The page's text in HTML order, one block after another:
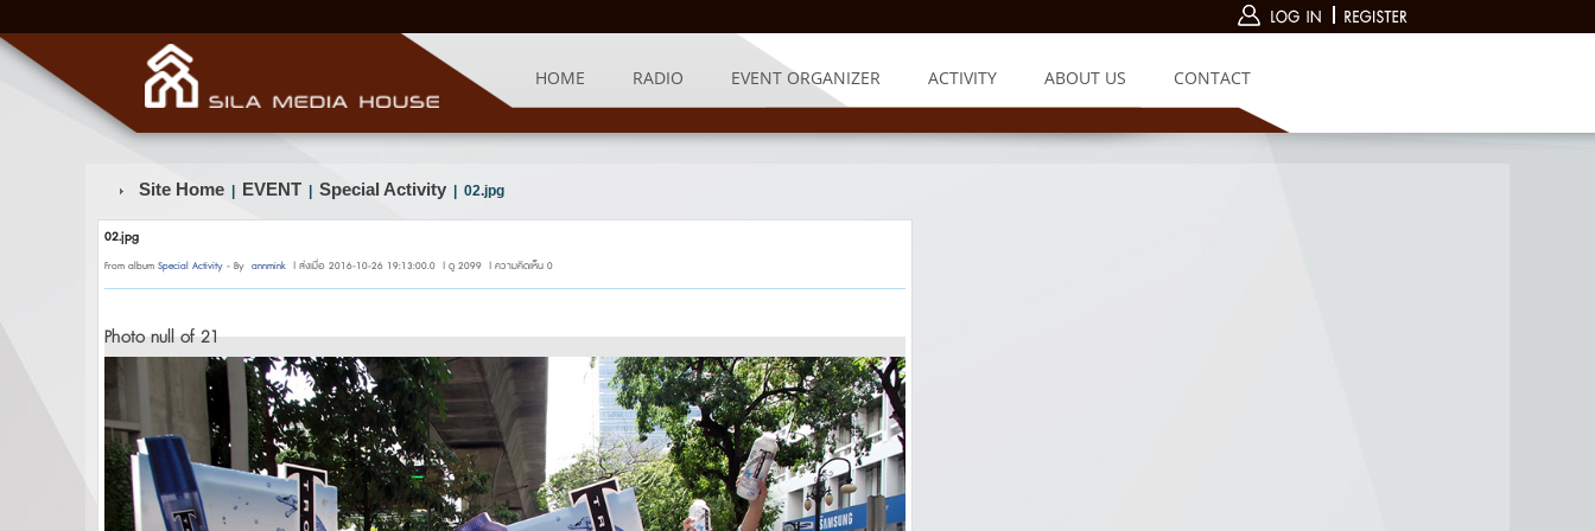
HOME RADIO EVENT ORGANIZER ACTIVITY ABOUT US CONTACT
Site Home EVENT Special Activity | 02.jpg
02.jpg
From album Special Activity - By annmink | ส่งเมื่อ 2016-10-26 19:13:00.0 | ดู 2099 | ความคิดเห็น 0
Photo null of 21